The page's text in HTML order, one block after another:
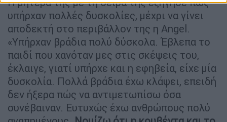
υπήρχαν πολλές δυσκολίες, μέχρι να γίνει
αποδεκτή στο περιβάλλον της η Angel.
«Υπήρχαν βράδια πολύ δύσκολα. Έβλεπα το
παιδί που χανόταν μες στις σκέψεις του,
έκλαιγε, γιατί υπήρχε και η εφηβεία, είχε μία
δυσκολία. Πολλά βράδια έχω κλάψει, επειδή
δεν ήξερα πώς να αντιμετωπίσω όσα
συνέβαιναν. Ευτυχώς έχω ανθρώπους πολύ